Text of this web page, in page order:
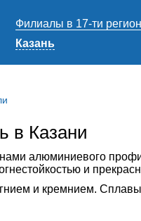
Филиалы в 17-ти
Казань
в Казани
алюминиевого
и
и кремнием. Сплавы